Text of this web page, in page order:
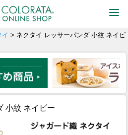
イ > ネクタイ レッサーパンダ 小紋 ネイビ
小紋 ネイビー